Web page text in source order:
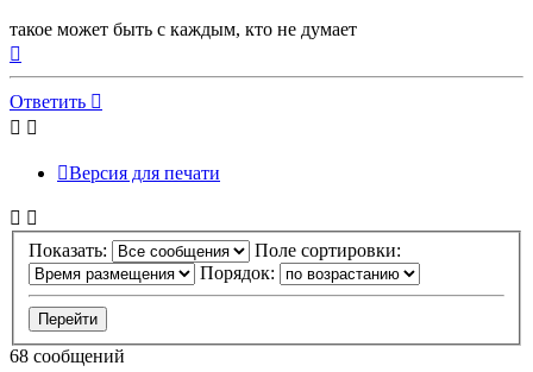
такое может быть с каждым, кто не думает
началу
Ответить
Версия для печати
Показать:
Поле сортировки:
Порядок:
68 сообщений